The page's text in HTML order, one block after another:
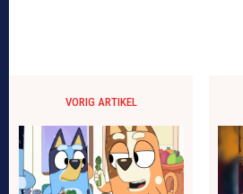
VORIG ARTIKEL